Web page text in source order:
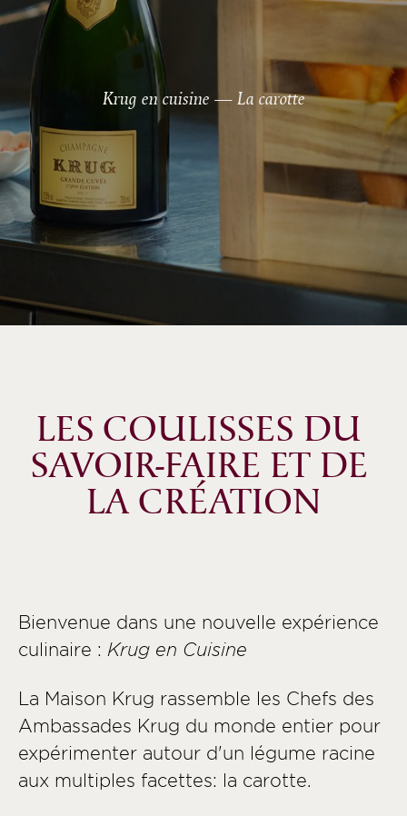
Krug en cuisine — La carotte
LES COULISSES DU
SAVOIR-FAIRE ET DE
LA CRÉATION
Bienvenue dans une nouvelle expérience
culinaire : Krug en Cuisine
La Maison Krug rassemble les Chefs des
Ambassades Krug du monde entier pour
expérimenter autour d'un légume racine
aux multiples facettes: la carotte.